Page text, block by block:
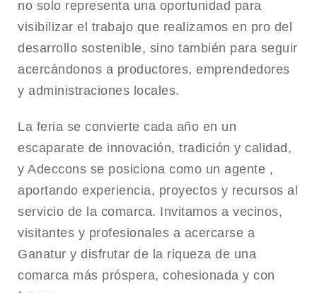
no solo representa una oportunidad para
visibilizar el trabajo que realizamos en pro del
desarrollo sostenible, sino también para seguir
acercándonos a productores, emprendedores
y administraciones locales.
La feria se convierte cada año en un
escaparate de innovación, tradición y calidad,
y Adeccons se posiciona como un agente ,
aportando experiencia, proyectos y recursos al
servicio de la comarca. Invitamos a vecinos,
visitantes y profesionales a acercarse a
Ganatur y disfrutar de la riqueza de una
comarca más próspera, cohesionada y con